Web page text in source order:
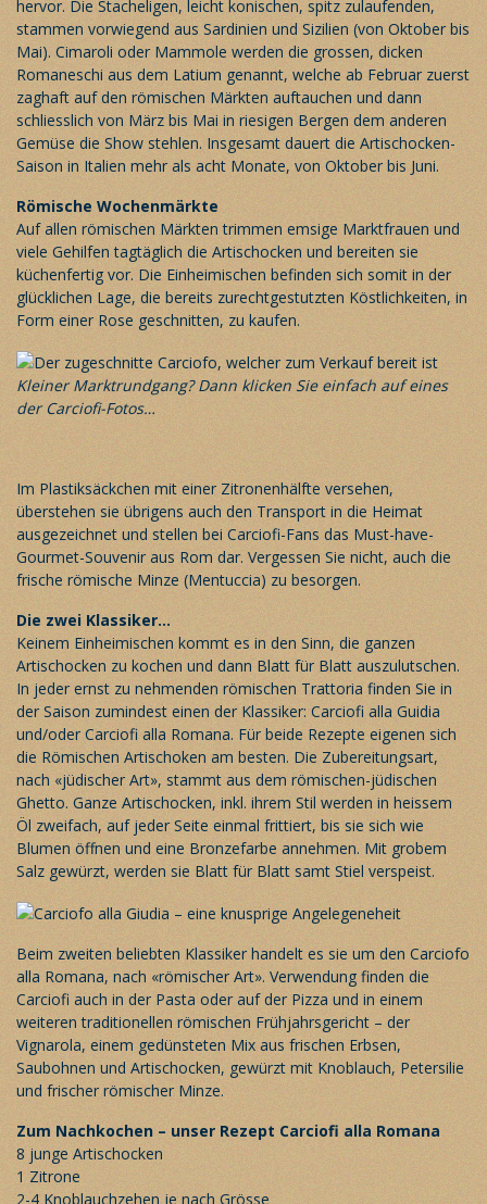
hervor. Die Stacheligen, leicht konischen, spitz zulaufenden,
stammen vorwiegend aus Sardinien und Sizilien (von Oktober bis
Mai). Cimaroli oder Mammole werden die grossen, dicken
Romaneschi aus dem Latium genannt, welche ab Februar zuerst
zaghaft auf den römischen Märkten auftauchen und dann
schliesslich von März bis Mai in riesigen Bergen dem anderen
Gemüse die Show stehlen. Insgesamt dauert die Artischocken-
Saison in Italien mehr als acht Monate, von Oktober bis Juni.
Römische Wochenmärkte
Auf allen römischen Märkten trimmen emsige Marktfrauen und
viele Gehilfen tagtäglich die Artischocken und bereiten sie
küchenfertig vor. Die Einheimischen befinden sich somit in der
glücklichen Lage, die bereits zurechtgestutzten Köstlichkeiten, in
Form einer Rose geschnitten, zu kaufen.
Kleiner Marktrundgang? Dann klicken Sie einfach auf eines
der Carciofi-Fotos…
Im Plastiksäckchen mit einer Zitronenhälfte versehen,
überstehen sie übrigens auch den Transport in die Heimat
ausgezeichnet und stellen bei Carciofi-Fans das Must-have-
Gourmet-Souvenir aus Rom dar. Vergessen Sie nicht, auch die
frische römische Minze (Mentuccia) zu besorgen.
Die zwei Klassiker…
Keinem Einheimischen kommt es in den Sinn, die ganzen
Artischocken zu kochen und dann Blatt für Blatt auszulutschen.
In jeder ernst zu nehmenden römischen Trattoria finden Sie in
der Saison zumindest einen der Klassiker: Carciofi alla Guidia
und/oder Carciofi alla Romana. Für beide Rezepte eigenen sich
die Römischen Artischoken am besten. Die Zubereitungsart,
nach «jüdischer Art», stammt aus dem römischen-jüdischen
Ghetto. Ganze Artischocken, inkl. ihrem Stil werden in heissem
Öl zweifach, auf jeder Seite einmal frittiert, bis sie sich wie
Blumen öffnen und eine Bronzefarbe annehmen. Mit grobem
Salz gewürzt, werden sie Blatt für Blatt samt Stiel verspeist.
Beim zweiten beliebten Klassiker handelt es sie um den Carciofo
alla Romana, nach «römischer Art». Verwendung finden die
Carciofi auch in der Pasta oder auf der Pizza und in einem
weiteren traditionellen römischen Frühjahrsgericht – der
Vignarola, einem gedünsteten Mix aus frischen Erbsen,
Saubohnen und Artischocken, gewürzt mit Knoblauch, Petersilie
und frischer römischer Minze.
Zum Nachkochen – unser Rezept Carciofi alla Romana
8 junge Artischocken
1 Zitrone
2-4 Knoblauchzehen je nach Grösse